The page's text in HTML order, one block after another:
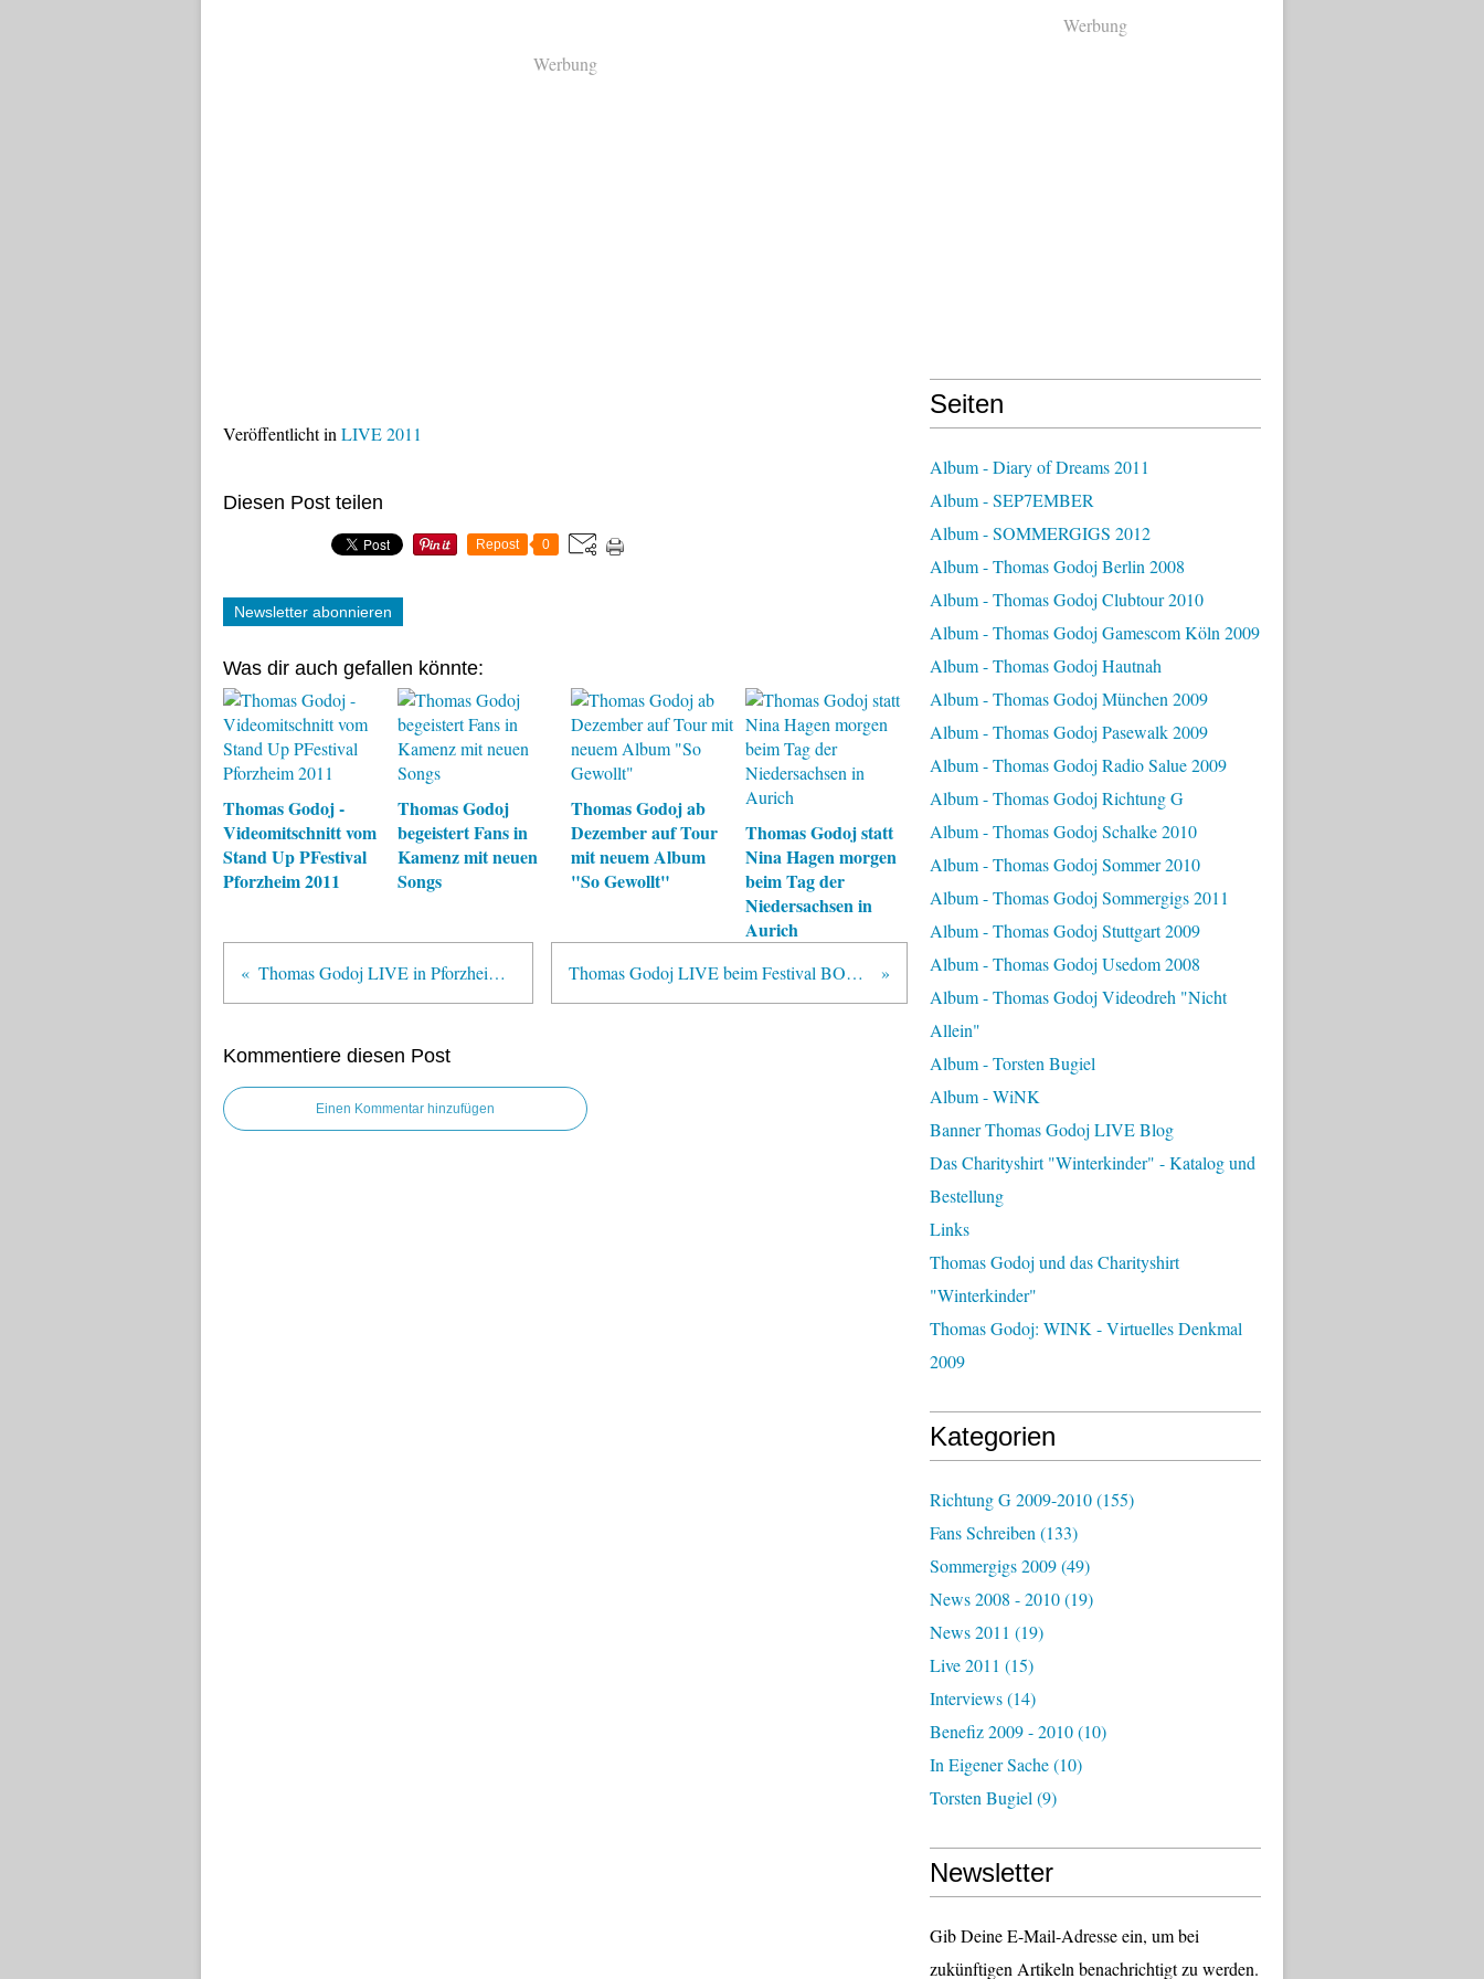
Werbung
Veröffentlicht in LIVE 2011
Diesen Post teilen
Repost 0
Newsletter abonnieren
Was dir auch gefallen könnte:
Thomas Godoj -
Videomitschnitt vom
Stand Up PFestival
Pforzheim 2011
Thomas Godoj
begeistert Fans in
Kamenz mit neuen
Songs
Thomas Godoj ab
Dezember auf Tour
mit neuem Album
"So Gewollt"
Thomas Godoj statt
Nina Hagen morgen
beim Tag der
Niedersachsen in
Aurich
Thomas Godoj LIVE in Pforzheim am 11. Juni 2011 Thomas Godoj LIVE beim Festival BOCHUM TOTAL 2011
Kommentiere diesen Post
Einen Kommentar hinzufügen
Werbung
Seiten
Album - Diary of Dreams 2011
Album - SEP7EMBER
Album - SOMMERGIGS 2012
Album - Thomas Godoj Berlin 2008
Album - Thomas Godoj Clubtour 2010
Album - Thomas Godoj Gamescom Köln 2009
Album - Thomas Godoj Hautnah
Album - Thomas Godoj München 2009
Album - Thomas Godoj Pasewalk 2009
Album - Thomas Godoj Radio Salue 2009
Album - Thomas Godoj Richtung G
Album - Thomas Godoj Schalke 2010
Album - Thomas Godoj Sommer 2010
Album - Thomas Godoj Sommergigs 2011
Album - Thomas Godoj Stuttgart 2009
Album - Thomas Godoj Usedom 2008
Album - Thomas Godoj Videodreh "Nicht
Allein"
Album - Torsten Bugiel
Album - WiNK
Banner Thomas Godoj LIVE Blog
Das Charityshirt "Winterkinder" - Katalog und
Bestellung
Links
Thomas Godoj und das Charityshirt
"Winterkinder"
Thomas Godoj: WINK - Virtuelles Denkmal
2009
Kategorien
Richtung G 2009-2010(155)
Fans Schreiben (133)
Sommergigs 2009(49)
News 2008 - 2010(19)
News 2011 (19)
Live 2011 (15)
Interviews(14)
Benefiz 2009 - 2010(10)
In Eigener Sache(10)
Torsten Bugiel (9)
Newsletter
Gib Deine E-Mail-Adresse ein, um bei
zukünftigen Artikeln benachrichtigt zu werden.